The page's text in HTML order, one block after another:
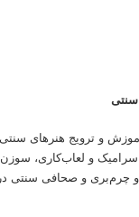
سنتی
و ترویج هنرهای
و لعاب‌کاری،
چرم‌بری و صحافی سنتی